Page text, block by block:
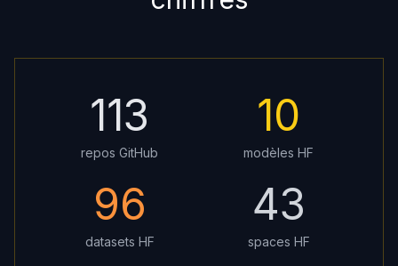
113
repos GitHub
10
modèles HF
96
datasets HF
43
spaces HF